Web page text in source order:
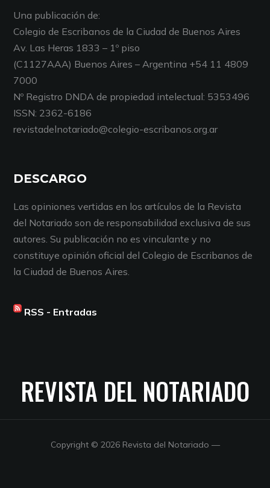
Una publicación de:
Colegio de Escribanos de la Ciudad de Buenos Aires
Av. Las Heras 1833 – 1º piso
(C1127AAA) Buenos Aires – Argentina +54 11 4809
7000
Nº Registro DNDA de propiedad intelectual: 5353496
ISSN: 2362-6186
revistadelnotariado@colegio-escribanos.org.ar
DESCARGO
Las opiniones vertidas en los artículos de la Revista
del Notariado son de responsabilidad exclusiva de sus
autores. Su publicación no es vinculante y no
constituye opinión oficial del Colegio de Escribanos de
la Ciudad de Buenos Aires.
RSS - Entradas
REVISTA DEL NOTARIADO
Copyright © 2026 Revista del Notariado —